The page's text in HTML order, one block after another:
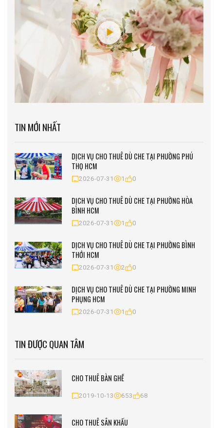
TIN MỚI NHẤT
DỊCH VỤ CHO THUÊ DÙ CHE TẠI PHƯỜNG PHÚ
THỌ HCM
2026-07-31 1 0
DỊCH VỤ CHO THUÊ DÙ CHE TẠI PHƯỜNG HÒA
BÌNH HCM
2026-07-31 1 0
DỊCH VỤ CHO THUÊ DÙ CHE TẠI PHƯỜNG BÌNH
THỚI HCM
2026-07-31 2 0
DỊCH VỤ CHO THUÊ DÙ CHE TẠI PHƯỜNG MINH
PHỤNG HCM
2026-07-31 1 0
TIN ĐƯỢC QUAN TÂM
CHO THUÊ BÀN GHẾ
2019-10-13 653 68
CHO THUÊ SÂN KHẤU